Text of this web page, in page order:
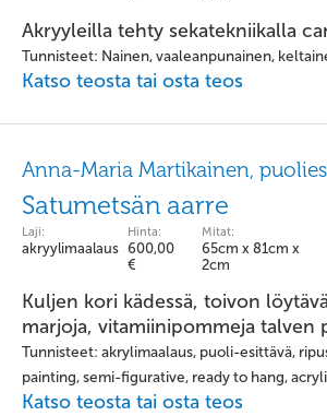
Akryyleilla tehty sekatekniikalla
Tunnisteet: Nainen, vaaleanpunainen,
Katso teosta tai osta teos
Anna-Maria Martikainen,
Satumetsän aarre
Laji:
akryylimaalaus
Hinta:
600,00
€
Mitat:
65cm x 81cm x
2cm
Kuljen kori kädessä, toivon
marjoja, vitamiinipommeja talven
Tunnisteet: akrylimaalaus, puoli-esittävä,
painting, semi-figurative, ready to hang,
Katso teosta tai osta teos